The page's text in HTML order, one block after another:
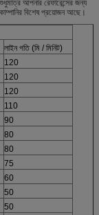
আপনার রেফারেন্সের জন্য
বিশেষ প্রয়োজন আছে।
লাইন গতি (মি / মিনিট)
120
120
120
110
90
80
80
75
60
50
50